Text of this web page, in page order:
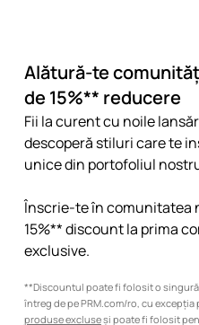
Alătură-te
de 15%** reducere
Fii la curent cu noile
descoperă stiluri care te
unice din portofoliul
Înscrie-te în comunitatea
15%** discount la prima
exclusive.
**Discountul poate fi folosit o
întreg de pe PRM.com/ro, cu
produse excluseși poate fi folosit